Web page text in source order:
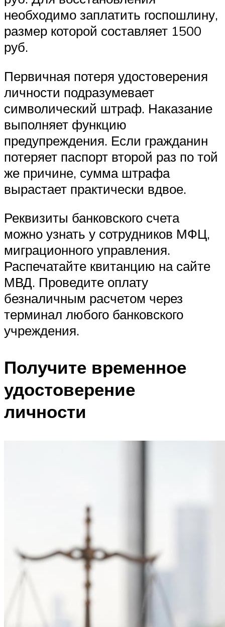
необходимо заплатить госпошлину,
размер которой составляет 1500
руб.
Первичная потеря удостоверения
личности подразумевает
символический штраф. Наказание
выполняет функцию
предупреждения. Если гражданин
потеряет паспорт второй раз по той
же причине, сумма штрафа
вырастает практически вдвое.
Реквизиты банковского счета
можно узнать у сотрудников МФЦ,
миграционного управления.
Распечатайте квитанцию на сайте
МВД. Проведите оплату
безналичным расчетом через
терминал любого банковского
учреждения.
Получите временное
удостоверение
личности